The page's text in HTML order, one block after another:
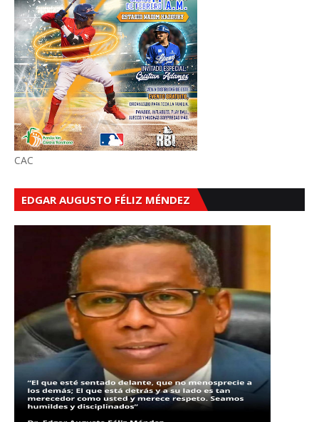
CAC
EDGAR AUGUSTO FÉLIZ MÉNDEZ